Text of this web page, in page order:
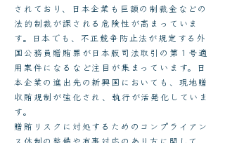
されており、日本企業も巨額の制裁金などの
法的制裁が課される危険性が高まっていま
す。日本でも、不正競争防止法が規定する外
国公務員贈賄罪が日本版司法取引の第１号適
用案件になるなど注目が集まっています。日
本企業の進出先の新興国においても、現地贈
収賄規制が強化され、執行が活発化していま
す。
贈賄リスクに対処するためのコンプライアン
ス体制の整備や有事対応のあり方に関して、